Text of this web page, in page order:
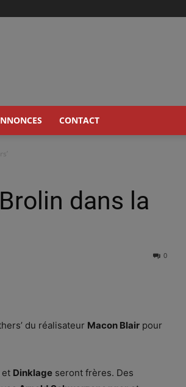
CONTACT
dans la
0
du réalisateur Macon Blair pour
et Dinklage seront frères. Des